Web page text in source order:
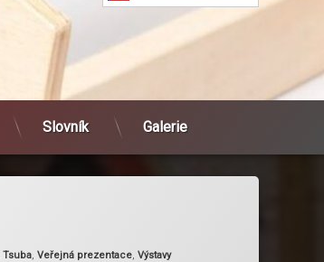
Slovník Galerie
Tsuba, Veřejná prezentace, Výstavy